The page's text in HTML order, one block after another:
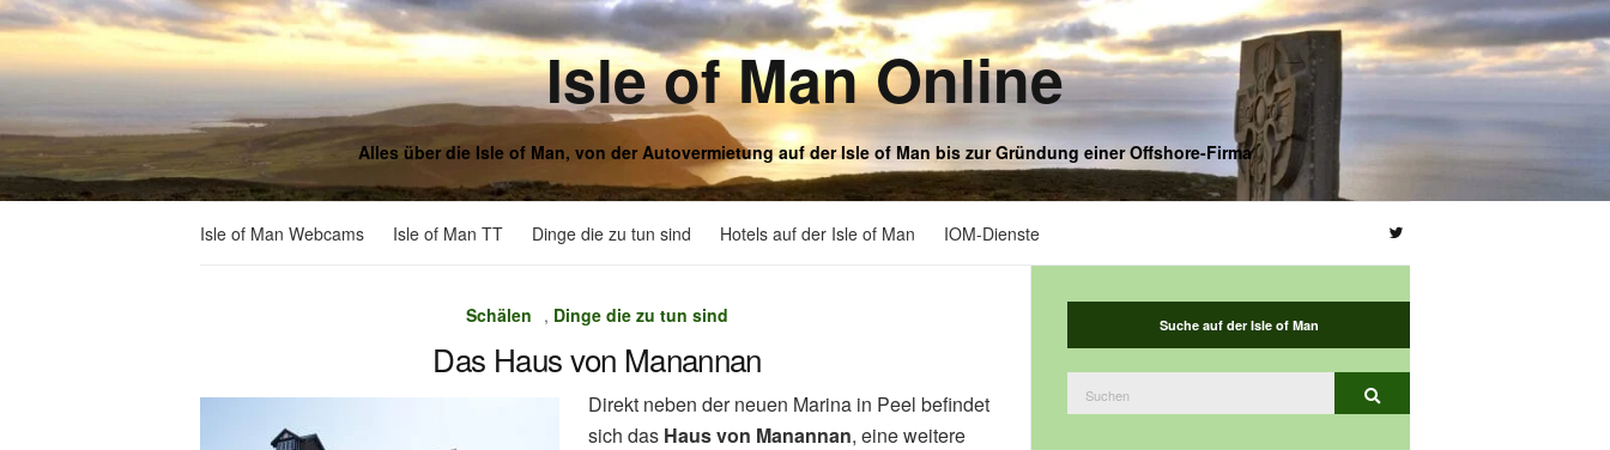
Isle of Man Online
Alles über die Isle of Man, von der Autovermietung auf der Isle of Man bis zur Gründung einer Offshore-Firma
Isle of Man Webcams Isle of Man TT Dinge die zu tun sind Hotels auf der Isle of Man IOM-Dienste
Schälen , Dinge die zu tun sind
Das Haus von Manannan
Direkt neben der neuen Marina in Peel befindet
sich das Haus von Manannan, eine weitere
Suche auf der Isle of Man
nach:
Suchen